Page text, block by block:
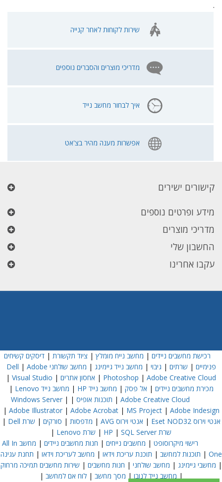
.
שירות לקוחות לאחר קנייה
מדריכי מוצרים והסברים נוספים
איך לבחור מחשב נייד
אפשרות מענה מהיר בצ'אט
קישורים ישירים
מידע ופרטים נוספים
מדריכי מוצרים
החשבון שלי
עקבו אחרינו
רכישת מחשבים ניידים | מחשב נייח מומלץ | ציוד תקשורת |דיסקים קשיחים
פנימיים | שרתים | גיבוי | מחשב נייד גיימינג | מחשב שולחני Dell | Adobe
Photoshop | Adobe Creative Cloud
| אחסון אתרים |
Visual Studio
|
מכירת מחשבים ניידים | אל פסק | מחשב נייד HP | מחשב נייד Lenovo
|
Adobe Creative Cloud
| תוכנות אופיס |
Windows Server|
Adobe Illustrator| Adobe Acrobat| MS Project| Adobe Indesign
|
אנטי וירוס Eset NOD32
| אנטי וירוס AVG | מדפסות | סורקים | שרת Dell
|
שרת HP
| SQL Server
| שרת Lenovo
|
רישוי מיקרוסופט | מחשבים נייחים | חנות מחשבים ניידים |
מחשב All In
One
| תוכנות למחשב | תוכנת עריכת וידאו | מחשב לעריכת וידאו | תחנת עגינה
| מחשבי גיימינג | מחשב שולחני | חנות מחשבים | שירות מחשבים תמיכה מרחוק
| מחשב נייד לנובו | מסך מחשב |לוח אם למחשב |